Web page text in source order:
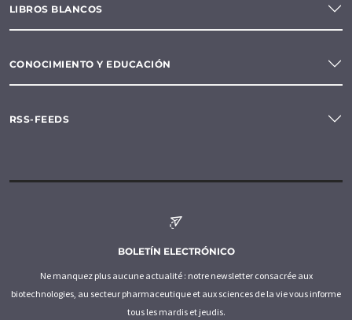
LIBROS BLANCOS
CONOCIMIENTO Y EDUCACIÓN
RSS-FEEDS
BOLETÍN ELECTRÓNICO
Ne manquez plus aucune actualité : notre newsletter consacrée aux
biotechnologies, au secteur pharmaceutique et aux sciences de la vie vous informe
tous les mardis et jeudis.